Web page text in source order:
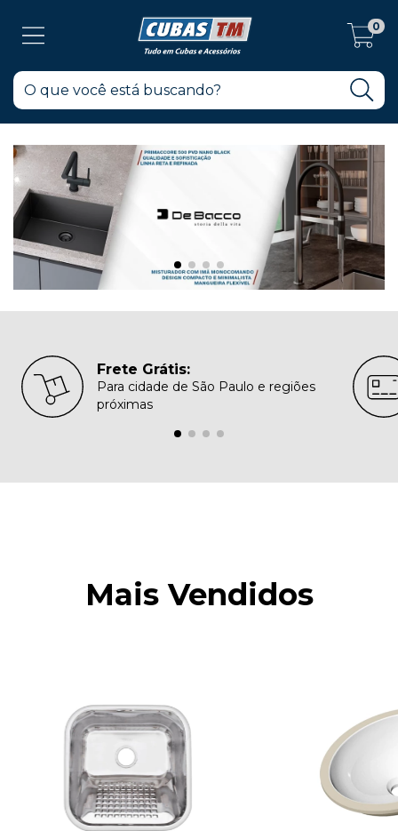
0
Frete Grátis:
Para cidade de São Paulo e regiões
próximas
Mais Vendidos